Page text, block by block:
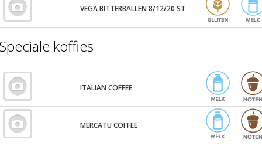
VEGA BITTERBALLEN 8/12/20 ST
Speciale koffies
ITALIAN COFFEE
MERCATU COFFEE